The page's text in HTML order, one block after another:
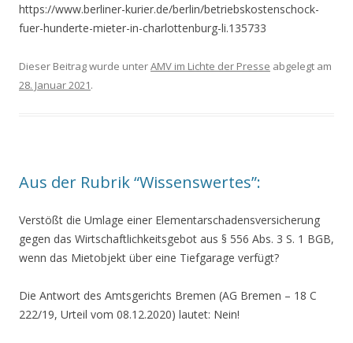
https://www.berliner-kurier.de/berlin/betriebskostenschock-
fuer-hunderte-mieter-in-charlottenburg-li.135733
Dieser Beitrag wurde unterAMV im Lichte der Presse abgelegt am
28. Januar 2021.
Aus der Rubrik “Wissenswertes”:
Verstößt die Umlage einer Elementarschadensversicherung
gegen das Wirtschaftlichkeitsgebot aus § 556 Abs. 3 S. 1 BGB,
wenn das Mietobjekt über eine Tiefgarage verfügt?
Die Antwort des Amtsgerichts Bremen (AG Bremen – 18 C
222/19, Urteil vom 08.12.2020) lautet: Nein!